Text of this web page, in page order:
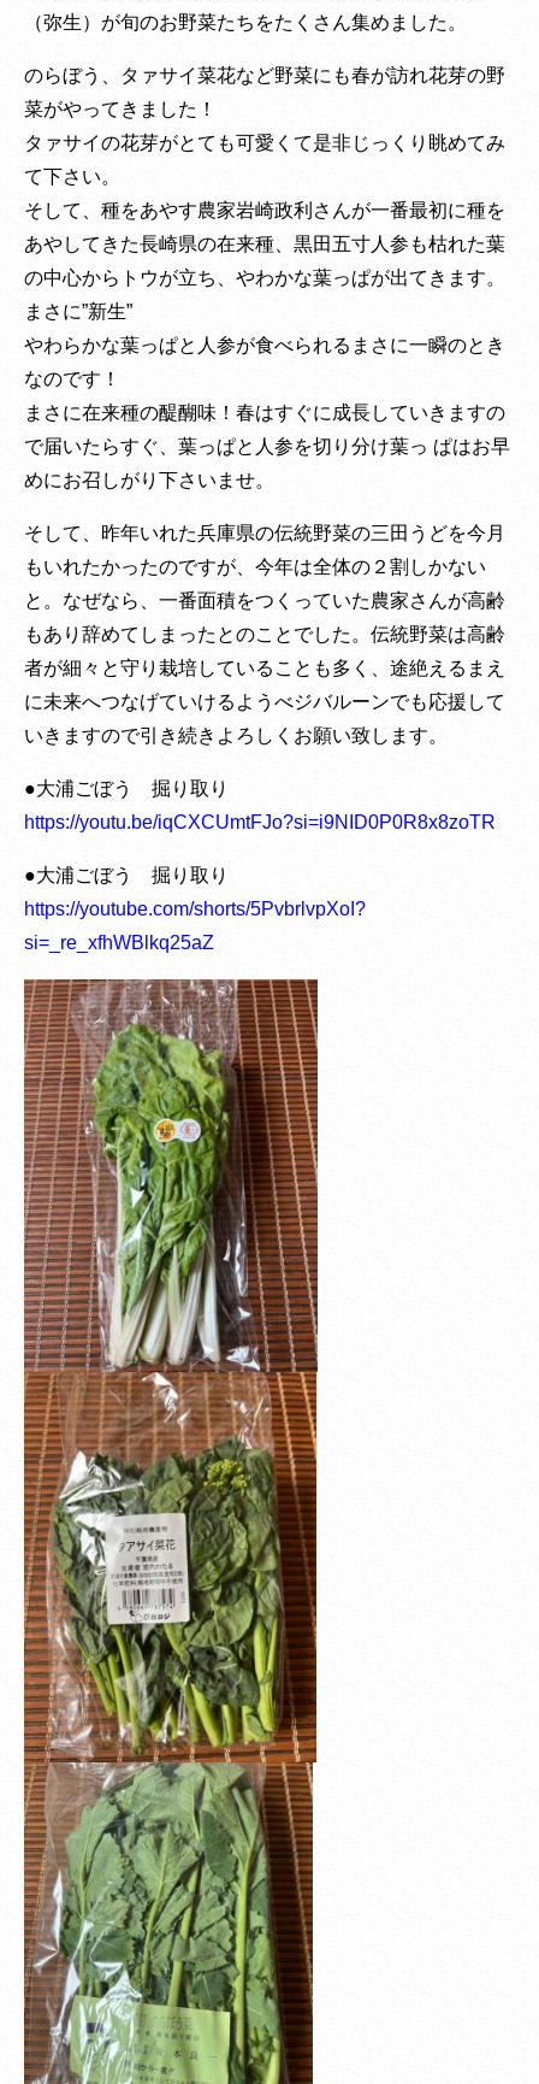
（弥生）が旬のお野菜たちをたくさん集めました。
のらぼう、タァサイ菜花など野菜にも春が訪れ花芽の野
菜がやってきました！
タァサイの花芽がとても可愛くて是非じっくり眺めてみ
て下さい。
そして、種をあやす農家岩崎政利さんが一番最初に種を
あやしてきた長崎県の在来種、黒田五寸人参も枯れた葉
の中心からトウが立ち、やわかな葉っぱが出てきます。
まさに”新生”
やわらかな葉っぱと人参が食べられるまさに一瞬のとき
なのです！
まさに在来種の醍醐味！春はすぐに成長していきますの
で届いたらすぐ、葉っぱと人参を切り分け葉っ ぱはお早
めにお召しがり下さいませ。
そして、昨年いれた兵庫県の伝統野菜の三田うどを今月
もいれたかったのですが、今年は全体の２割しかない
と。なぜなら、一番面積をつくっていた農家さんが高齢
もあり辞めてしまったとのことでした。伝統野菜は高齢
者が細々と守り栽培していることも多く、途絶えるまえ
に未来へつなげていけるようべジバルーンでも応援して
いきますので引き続きよろしくお願い致します。
●大浦ごぼう 掘り取り
https://youtu.be/iqCXCUmtFJo?si=i9NID0P0R8x8zoTR
●大浦ごぼう 掘り取り
https://youtube.com/shorts/5PvbrlvpXoI?
si=_re_xfhWBlkq25aZ